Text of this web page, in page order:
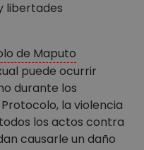
libertades
de Maputo
puede ocurrir
durante los
la violencia
los actos contra
causarle un daño